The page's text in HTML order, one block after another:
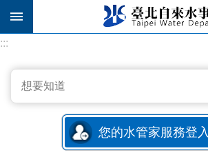
跳到主要內容區塊
:::
您的水管家服務登入